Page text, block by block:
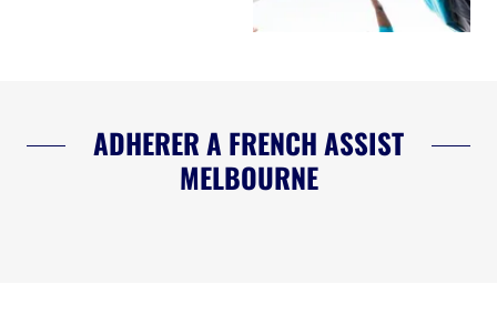
ADHERER A FRENCH ASSIST
MELBOURNE